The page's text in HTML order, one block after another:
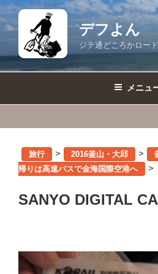
コ
ン
デフよん
ジテ通どころかロー
メニュ
旅行 > 2016釜山・大邱 >
帰りは高速バスで金海国際空港へ
>
SANYO DIGITAL